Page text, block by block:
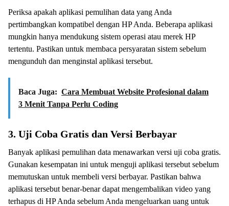
Periksa apakah aplikasi pemulihan data yang Anda
pertimbangkan kompatibel dengan HP Anda. Beberapa aplikasi
mungkin hanya mendukung sistem operasi atau merek HP
tertentu. Pastikan untuk membaca persyaratan sistem sebelum
mengunduh dan menginstal aplikasi tersebut.
Baca Juga: Cara Membuat Website Profesional dalam
3 Menit Tanpa Perlu Coding
3. Uji Coba Gratis dan Versi Berbayar
Banyak aplikasi pemulihan data menawarkan versi uji coba gratis.
Gunakan kesempatan ini untuk menguji aplikasi tersebut sebelum
memutuskan untuk membeli versi berbayar. Pastikan bahwa
aplikasi tersebut benar-benar dapat mengembalikan video yang
terhapus di HP Anda sebelum Anda mengeluarkan uang untuk